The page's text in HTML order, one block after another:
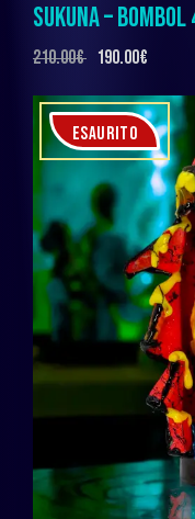
SUKUNA –
210.00€ 190.00€
ESAURITO